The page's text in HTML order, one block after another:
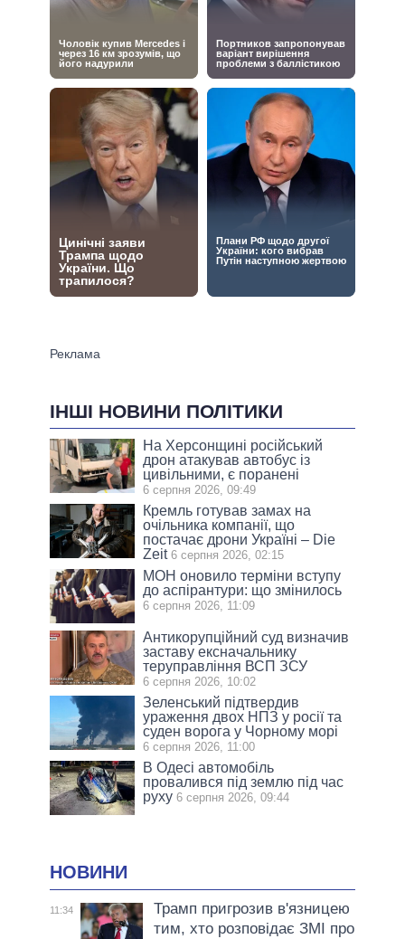
ІНШІ НОВИНИ ПОЛІТИКИ
На Херсонщині російський
дрон атакував автобус із
цивільними, є поранені
6 серпня 2026, 09:49
Кремль готував замах на
очільника компанії, що
постачає дрони Україні – Die
Zeit 6 серпня 2026, 02:15
МОН оновило терміни вступу
до аспірантури: що змінилось
6 серпня 2026, 11:09
Антикорупційний суд визначив
заставу ексначальнику
теруправління ВСП ЗСУ
6 серпня 2026, 10:02
Зеленський підтвердив
ураження двох НПЗ у росії та
суден ворога у Чорному морі
6 серпня 2026, 11:00
В Одесі автомобіль
провалився під землю під час
руху 6 серпня 2026, 09:44
НОВИНИ
11:34
Трамп пригрозив в'язницею
тим, хто розповідає ЗМІ про